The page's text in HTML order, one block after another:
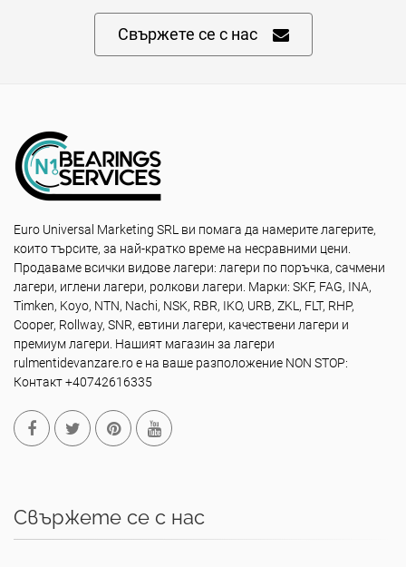
Свържете се с нас
Euro Universal Marketing SRL ви помага да намерите лагерите,
които търсите, за най-кратко време на несравними цени.
Продаваме всички видове лагери: лагери по поръчка, сачмени
лагери, иглени лагери, ролкови лагери. Марки: SKF, FAG, INA,
Timken, Koyo, NTN, Nachi, NSK, RBR, IKO, URB, ZKL, FLT, RHP,
Cooper, Rollway, SNR, евтини лагери, качествени лагери и
премиум лагери. Нашият магазин за лагери
rulmentidevanzare.ro е на ваше разположение NON STOP:
Контакт +40742616335
Свържете се с нас